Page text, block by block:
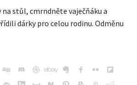
stůl, cmrndněte vaječňáku a
dárky pro celou rodinu. Odměnu